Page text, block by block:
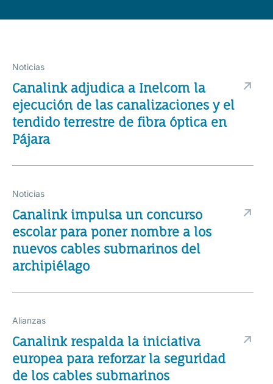
Noticias
Canalink adjudica a Inelcom la
ejecución de las canalizaciones y el
tendido terrestre de fibra óptica en
Pájara
Noticias
Canalink impulsa un concurso
escolar para poner nombre a los
nuevos cables submarinos del
archipiélago
Alianzas
Canalink respalda la iniciativa
europea para reforzar la seguridad
de los cables submarinos